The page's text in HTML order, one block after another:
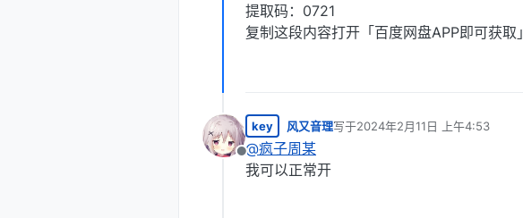
提取码：0721
复制这段内容打开「百度网盘APP即可获取」
离线
key 风又音理写于2024年2月11日 上午4:53
最后由 编辑
@疯子周某
我可以正常开